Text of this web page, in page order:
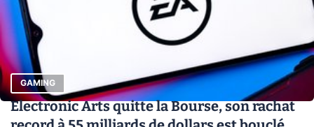
GAMING
Electronic Arts quitte la Bourse, son rachat